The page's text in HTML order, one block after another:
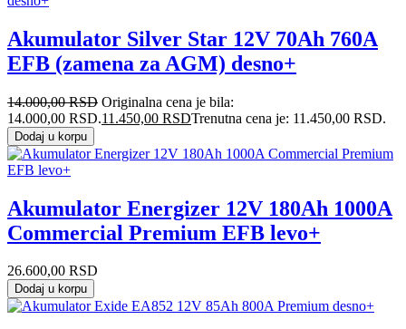
Akumulator Silver Star 12V 70Ah 760A
EFB (zamena za AGM) desno+
14.000,00RSD Originalna cena je bila:
14.000,00 RSD.11.450,00 RSDTrenutna cena je: 11.450,00 RSD.
Dodaj u korpu
Akumulator Energizer 12V 180Ah 1000A
Commercial Premium EFB levo+
26.600,00 RSD
Dodaj u korpu